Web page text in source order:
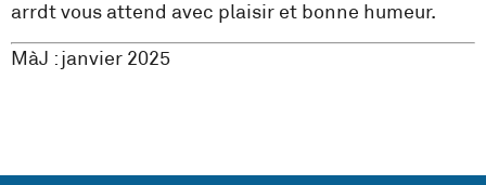
arrdt vous attend avec plaisir et bonne humeur.
MàJ : janvier 2025